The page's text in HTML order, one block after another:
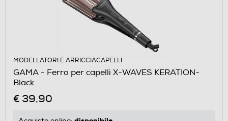
MODELLATORI E ARRICCIACAPELLI
GAMA - Ferro per capelli X-WAVES KERATION-
Black
€ 39,90